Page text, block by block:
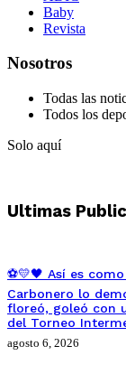
Baby
Revista
Nosotros
Todas las
Todos los
Solo aquí
Ultimas
⚽💛🖤 Así es
Carbonero lo
floreó, goleó con
del Torneo
agosto 6, 2026